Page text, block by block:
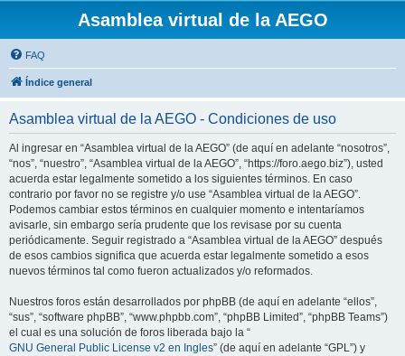
Asamblea virtual de la AEGO
FAQ
Índice general
Asamblea virtual de la AEGO - Condiciones de uso
Al ingresar en “Asamblea virtual de la AEGO” (de aquí en adelante “nosotros”,
“nos”, “nuestro”, “Asamblea virtual de la AEGO”, “https://foro.aego.biz”), usted
acuerda estar legalmente sometido a los siguientes términos. En caso
contrario por favor no se registre y/o use “Asamblea virtual de la AEGO”.
Podemos cambiar estos términos en cualquier momento e intentaríamos
avisarle, sin embargo sería prudente que los revisase por su cuenta
periódicamente. Seguir registrado a “Asamblea virtual de la AEGO” después
de esos cambios significa que acuerda estar legalmente sometido a esos
nuevos términos tal como fueron actualizados y/o reformados.
Nuestros foros están desarrollados por phpBB (de aquí en adelante “ellos”,
“sus”, “software phpBB”, “www.phpbb.com”, “phpBB Limited”, “phpBB Teams”)
el cual es una solución de foros liberada bajo la “
GNU General Public License v2 en Ingles” (de aquí en adelante “GPL”) y